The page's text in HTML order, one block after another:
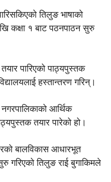
तिलुङ भाषाको
कक्षा १ बाट पठनपाठन सुरु
पारिएको पाठ्यपुस्तक
हस्तान्तरण गरिन्।
आर्थिक
तयार पारेको हो।
बालविकास आधारभूत
गरिएको तिलुङ राई बुगाकिमले